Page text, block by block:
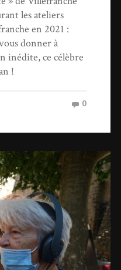
les ateliers
en 2021 :
donner à
inédite, ce célèbre
!
0